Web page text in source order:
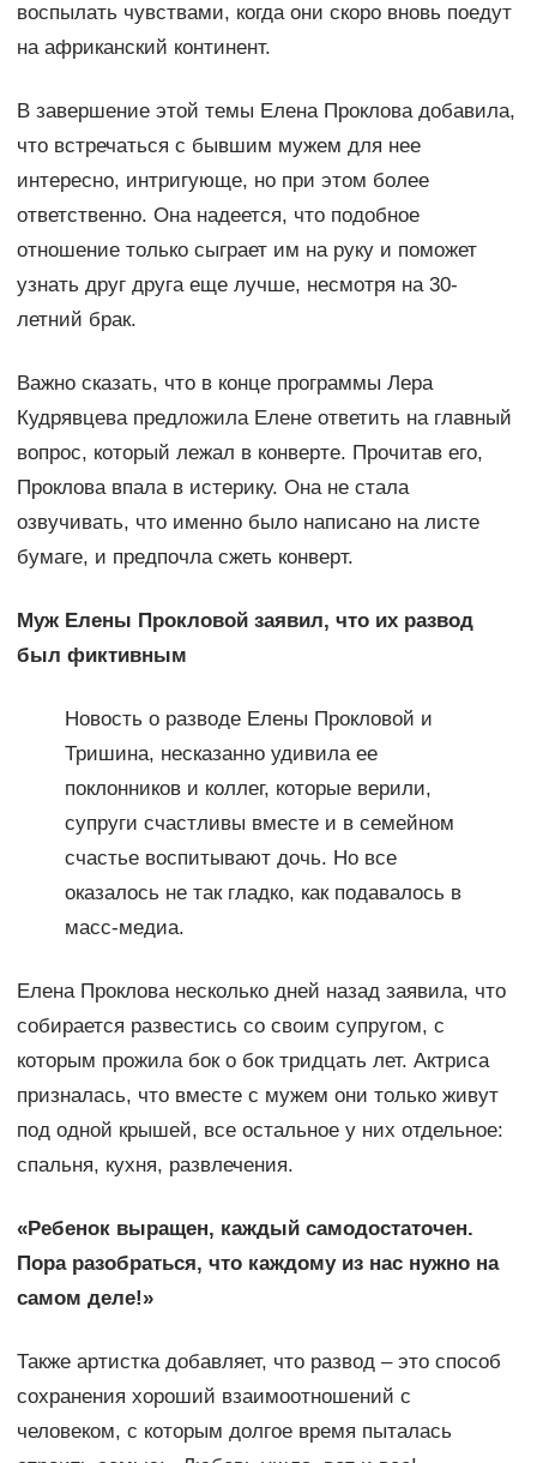
воспылать чувствами, когда они скоро вновь поедут
на африканский континент.
В завершение этой темы Елена Проклова добавила,
что встречаться с бывшим мужем для нее
интересно, интригующе, но при этом более
ответственно. Она надеется, что подобное
отношение только сыграет им на руку и поможет
узнать друг друга еще лучше, несмотря на 30-
летний брак.
Важно сказать, что в конце программы Лера
Кудрявцева предложила Елене ответить на главный
вопрос, который лежал в конверте. Прочитав его,
Проклова впала в истерику. Она не стала
озвучивать, что именно было написано на листе
бумаге, и предпочла сжеть конверт.
Муж Елены Прокловой заявил, что их развод
был фиктивным
Новость о разводе Елены Прокловой и
Тришина, несказанно удивила ее
поклонников и коллег, которые верили,
супруги счастливы вместе и в семейном
счастье воспитывают дочь. Но все
оказалось не так гладко, как подавалось в
масс-медиа.
Елена Проклова несколько дней назад заявила, что
собирается развестись со своим супругом, с
которым прожила бок о бок тридцать лет. Актриса
призналась, что вместе с мужем они только живут
под одной крышей, все остальное у них отдельное:
спальня, кухня, развлечения.
«Ребенок выращен, каждый самодостаточен.
Пора разобраться, что каждому из нас нужно на
самом деле!»
Также артистка добавляет, что развод – это способ
сохранения хороший взаимоотношений с
человеком, с которым долгое время пыталась